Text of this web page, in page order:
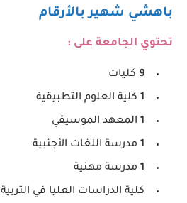
باهشي شهير بالأرقام
تحتوي الجامعة على :
9 كليات
1 كلية العلوم التطبيقية
1 المعهد الموسيقي
1 مدرسة اللغات الأجنبية
1 مدرسة مهنية
كلية الدراسات العليا في التربية